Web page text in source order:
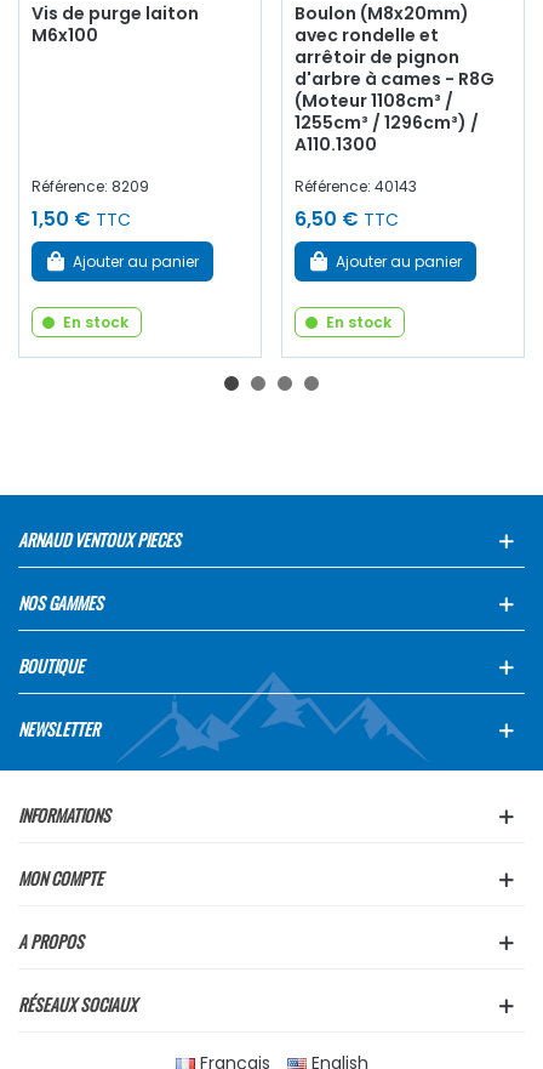
Vis de purge laiton
M6x100
Référence: 8209
1,50 € TTC
Ajouter au panier
En stock
Boulon (M8x20mm)
avec rondelle et
arrêtoir de pignon
d'arbre à cames - R8G
(Moteur 1108cm³ /
1255cm³ / 1296cm³) /
A110.1300
Référence: 40143
6,50 € TTC
Ajouter au panier
En stock
ARNAUD VENTOUX PIECES
NOS GAMMES
BOUTIQUE
NEWSLETTER
INFORMATIONS
MON COMPTE
A PROPOS
RÉSEAUX SOCIAUX
Français English